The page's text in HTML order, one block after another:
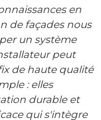
en
de façades nous
un système
peut
de haute qualité
: elles
durable et
qui s'intègre